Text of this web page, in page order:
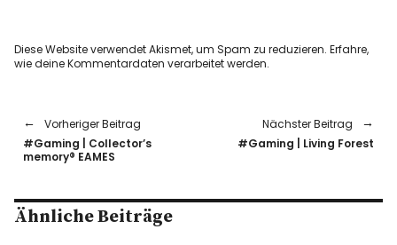
Diese Website verwendet Akismet, um Spam zu reduzieren.Erfahre,
wie deine Kommentardaten verarbeitet werden.
Vorheriger Beitrag
#Gaming | Collector’s
memory® EAMES
Nächster Beitrag
#Gaming | Living Forest
Ähnliche Beiträge